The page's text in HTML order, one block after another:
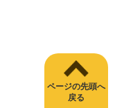
ページの先頭へ
戻る